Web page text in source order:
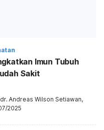
Imun Tubuh
Sakit
dr. Andreas Wilson Setiawan,
2025